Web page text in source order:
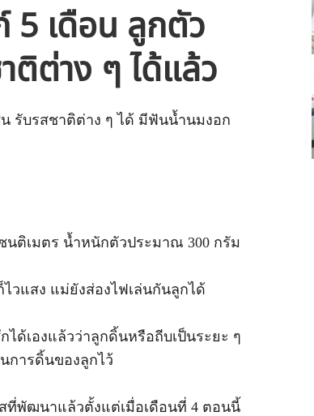
5 เดือน ลูกตัว
ติต่าง ๆ ได้แล้ว
รับรสชาติต่าง ๆ ได้ มีฟันน้ำนมงอก
นติเมตร น้ำหนักตัวประมาณ 300 กรัม
วแสง แม่ยังส่องไฟเล่นกันลูกได้
ด้เองแล้วว่าลูกดิ้นหรือถีบเป็นระยะ ๆ
การดิ้นของลูกไว้
ที่พัฒนาแล้วตั้งแต่เมื่อเดือนที่ 4 ตอนนี้